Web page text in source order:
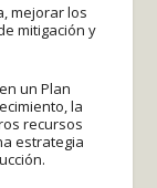
mejorar los
mitigación y
un Plan
la
recursos
estrategia